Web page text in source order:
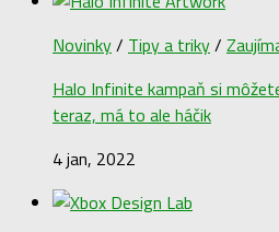
Novinky/ Tipy a triky/
Halo Infinite kampaň si
teraz, má to ale háčik
4 jan, 2022